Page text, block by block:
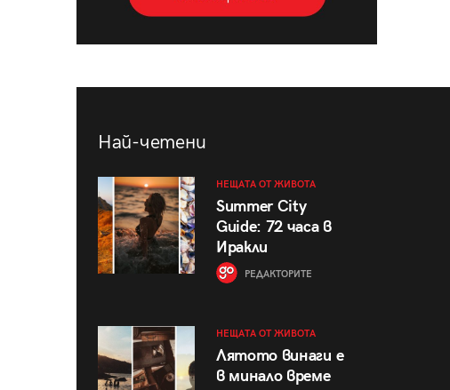
Най-четени
НЕЩАТА ОТ ЖИВОТА
Summer City
Guide: 72 часа в
Иракли
РЕДАКТОРИТЕ
НЕЩАТА ОТ ЖИВОТА
Лятото винаги е
в минало време